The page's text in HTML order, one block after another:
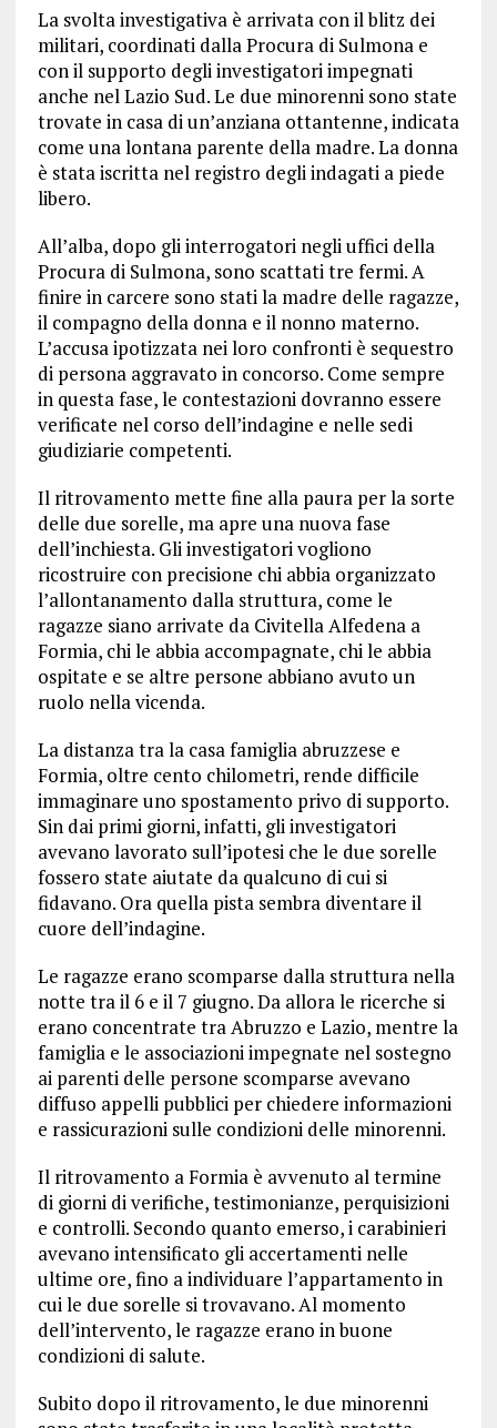
La svolta investigativa è arrivata con il blitz dei
militari, coordinati dalla Procura di Sulmona e
con il supporto degli investigatori impegnati
anche nel Lazio Sud. Le due minorenni sono state
trovate in casa di un’anziana ottantenne, indicata
come una lontana parente della madre. La donna
è stata iscritta nel registro degli indagati a piede
libero.
All’alba, dopo gli interrogatori negli uffici della
Procura di Sulmona, sono scattati tre fermi. A
finire in carcere sono stati la madre delle ragazze,
il compagno della donna e il nonno materno.
L’accusa ipotizzata nei loro confronti è sequestro
di persona aggravato in concorso. Come sempre
in questa fase, le contestazioni dovranno essere
verificate nel corso dell’indagine e nelle sedi
giudiziarie competenti.
Il ritrovamento mette fine alla paura per la sorte
delle due sorelle, ma apre una nuova fase
dell’inchiesta. Gli investigatori vogliono
ricostruire con precisione chi abbia organizzato
l’allontanamento dalla struttura, come le
ragazze siano arrivate da Civitella Alfedena a
Formia, chi le abbia accompagnate, chi le abbia
ospitate e se altre persone abbiano avuto un
ruolo nella vicenda.
La distanza tra la casa famiglia abruzzese e
Formia, oltre cento chilometri, rende difficile
immaginare uno spostamento privo di supporto.
Sin dai primi giorni, infatti, gli investigatori
avevano lavorato sull’ipotesi che le due sorelle
fossero state aiutate da qualcuno di cui si
fidavano. Ora quella pista sembra diventare il
cuore dell’indagine.
Le ragazze erano scomparse dalla struttura nella
notte tra il 6 e il 7 giugno. Da allora le ricerche si
erano concentrate tra Abruzzo e Lazio, mentre la
famiglia e le associazioni impegnate nel sostegno
ai parenti delle persone scomparse avevano
diffuso appelli pubblici per chiedere informazioni
e rassicurazioni sulle condizioni delle minorenni.
Il ritrovamento a Formia è avvenuto al termine
di giorni di verifiche, testimonianze, perquisizioni
e controlli. Secondo quanto emerso, i carabinieri
avevano intensificato gli accertamenti nelle
ultime ore, fino a individuare l’appartamento in
cui le due sorelle si trovavano. Al momento
dell’intervento, le ragazze erano in buone
condizioni di salute.
Subito dopo il ritrovamento, le due minorenni